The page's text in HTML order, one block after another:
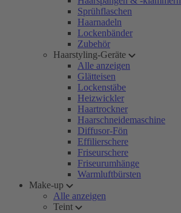
Sprühflaschen
Haarnadeln
Lockenbänder
Zubehör
Haarstyling-Geräte
Alle anzeigen
Glätteisen
Lockenstäbe
Heizwickler
Haartrockner
Haarschneidemaschine
Diffusor-Fön
Effilierschere
Friseurschere
Friseurumhänge
Warmluftbürsten
Make-up
Alle anzeigen
Teint